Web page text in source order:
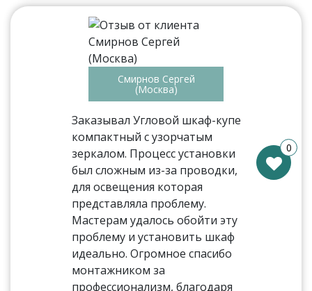
Смирнов Сергей
(Москва)
Заказывал Угловой шкаф-купе
компактный с узорчатым
зеркалом. Процесс установки
был сложным из-за проводки,
для освещения которая
представляла проблему.
Мастерам удалось обойти эту
проблему и установить шкаф
идеально. Огромное спасибо
монтажником за
профессионализм, благодаря
0